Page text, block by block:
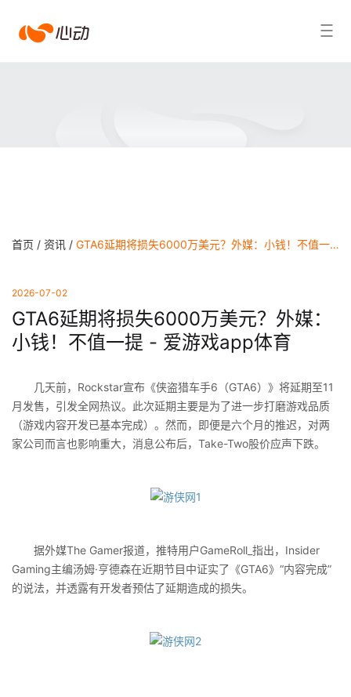
爱搜索结果
首页 / 资讯 / GTA6延期将损失6000万美元？外媒：小钱！不值一提 - 爱游戏app体育
2026-07-02
GTA6延期将损失6000万美元？外媒：
小钱！不值一提 - 爱游戏app体育
几天前，Rockstar宣布《侠盗猎车手6（GTA6）》将延期至11
月发售，引发全网热议。此次延期主要是为了进一步打磨游戏品质
（游戏内容开发已基本完成）。然而，即便是六个月的推迟，对两
家公司而言也影响重大，消息公布后，Take-Two股价应声下跌。
据外媒The Gamer报道，推特用户GameRoll_指出，Insider
Gaming主编汤姆·亨德森在近期节目中证实了《GTA6》“内容完成”
的说法，并透露有开发者预估了延期造成的损失。